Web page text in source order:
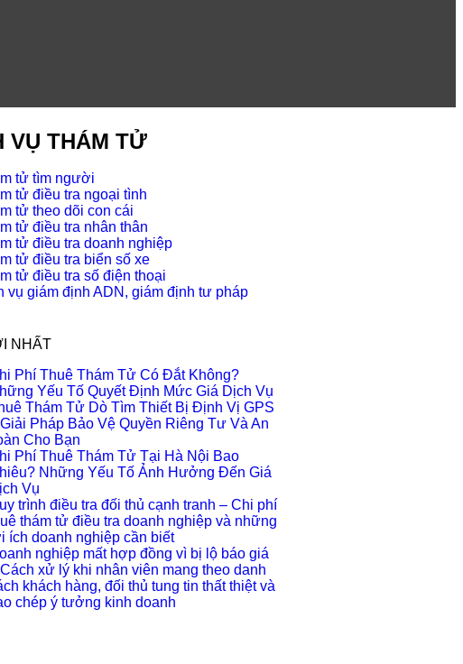
VỤ THÁM TỬ
tử tìm người
tử điều tra ngoại tình
tử theo dõi con cái
tử điều tra nhân thân
tử điều tra doanh nghiệp
tử điều tra biển số xe
tử điều tra số điện thoại
vụ giám định ADN, giám định tư pháp
NHẤT
Phí Thuê Thám Tử Có Đắt Không?
Yếu Tố Quyết Định Mức Giá Dịch Vụ
Thám Tử Dò Tìm Thiết Bị Định Vị GPS
Pháp Bảo Vệ Quyền Riêng Tư Và An
Cho Bạn
Phí Thuê Thám Tử Tại Hà Nội Bao
Những Yếu Tố Ảnh Hưởng Đến Giá
Vụ
trình điều tra đối thủ cạnh tranh – Chi phí
thám tử điều tra doanh nghiệp và những
ích doanh nghiệp cần biết
nghiệp mất hợp đồng vì bị lộ báo giá
xử lý khi nhân viên mang theo danh
khách hàng, đối thủ tung tin thất thiệt và
chép ý tưởng kinh doanh